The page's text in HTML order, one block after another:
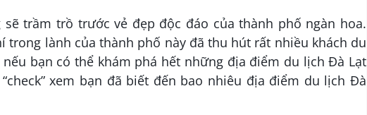
trầm trồ trước vẻ đẹp độc đáo của thành phố ngàn hoa.
trong lành của thành phố này đã thu hút rất nhiều khách du
bạn có thể khám phá hết những địa điểm du lịch Đà Lạt
xem bạn đã biết đến bao nhiêu địa điểm du lịch Đà